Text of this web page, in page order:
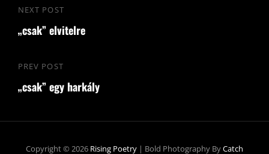
Bejegyzés
navigáció
Previous
Post
PREV POST
„csak” egy harkály
Next
Post
NEXT POST
„csak” elvitelre
Copyright © 2026 Rising Poetry | Bold Photography ByCatch